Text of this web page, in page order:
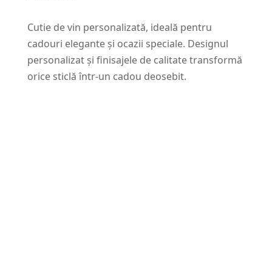
Cutie de vin personalizată, ideală pentru
cadouri elegante și ocazii speciale. Designul
personalizat și finisajele de calitate transformă
orice sticlă într-un cadou deosebit.